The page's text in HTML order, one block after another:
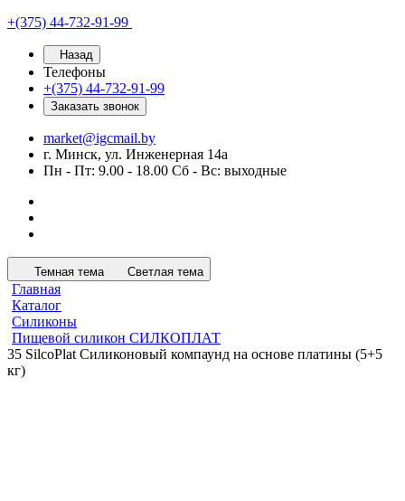
+(375) 44-732-91-99
Назад
Телефоны
+(375) 44-732-91-99
Заказать звонок
market@igcmail.by
г. Минск, ул. Инженерная 14а
Пн - Пт: 9.00 - 18.00 Сб - Вс: выходные
Темная тема Светлая тема
Главная
Каталог
Силиконы
Пищевой силикон СИЛКОПЛАТ
35 SilcoPlat Силиконовый компаунд на основе платины (5+5
кг)